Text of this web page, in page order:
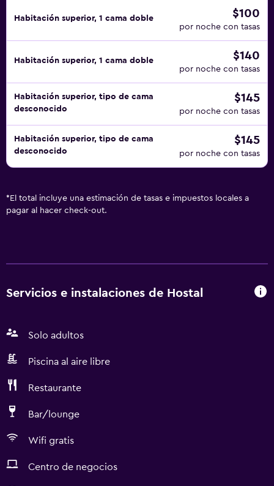
Habitación superior, 1 cama doble $100
por noche con tasas
Habitación superior, 1 cama doble $140
por noche con tasas
Habitación superior, tipo de cama
desconocido
$145
por noche con tasas
Habitación superior, tipo de cama
desconocido
$145
por noche con tasas
* El total incluye una estimación de tasas e impuestos locales a
pagar al hacer check-out.
Servicios e instalaciones de Hostal
Solo adultos
Piscina al aire libre
Restaurante
Bar/lounge
Wifi gratis
Centro de negocios